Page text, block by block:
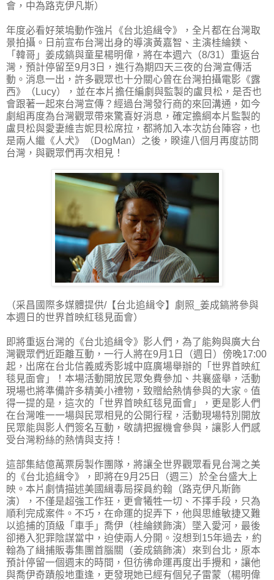
會，中為路克伊凡斯）
年度必看好萊塢動作強片《台北追緝令》，全片都在台灣取
景拍攝。日前宣布台灣出身的導演黃嘉智、主演桂綸鎂、
「韓哥」姜成鎬與童星楊明偉，將在本週六（8/31）重返台
灣，預計停留至9月3日，進行為期四天三夜的台灣宣傳活
動。消息一出，許多觀眾也十分關心曾在台灣拍攝電影《露
西》（Lucy），並在本片擔任編劇與監製的盧貝松，是否也
會跟著一起來台灣宣傳？經過台灣發行商的來回溝通，如今
劇組再度為台灣觀眾帶來驚喜好消息，確定擔綱本片監製的
盧貝松與愛妻維吉妮貝松席拉，都將加入本次訪台陣容，也
是兩人繼《人犬》（DogMan）之後，睽違八個月再度訪問
台灣，與觀眾們再次相見！
（采昌國際多媒體提供/【台北追緝令】劇照_姜成鎬將參與
本週日的世界首映紅毯見面會）
即將重返台灣的《台北追緝令》影人們，為了能夠與廣大台
灣觀眾們近距離互動，一行人將在9月1日（週日）傍晚17:00
起，出席在台北信義威秀影城中庭廣場舉辦的「世界首映紅
毯見面會」！本場活動開放民眾免費參加、共襄盛舉，活動
現場也將準備許多精美小禮物，致贈給熱情參與的大家。值
得一提的是，這次的「世界首映紅毯見面會」，更是影人們
在台灣唯一一場與民眾相見的公開行程，活動現場特別開放
民眾能與影人們簽名互動，敬請把握機會參與，讓影人們感
受台灣粉絲的熱情與支持！
這部集結億萬票房製作團隊，將讓全世界觀眾看見台灣之美
的《台北追緝令》，即將在9月25日（週三）於全台盛大上
映。本片劇情描述美國緝毒局探員約翰（路克伊凡斯飾
演），不僅是超強工作狂，更會犧牲一切、不擇手段，只為
順利完成案件。不巧，在命運的捉弄下，他與思維敏捷又難
以追捕的頂級「車手」喬伊（桂綸鎂飾演）墜入愛河，最後
卻捲入犯罪陰謀當中，迫使兩人分開。沒想到15年過去，約
翰為了緝捕販毒集團首腦關（姜成鎬飾演）來到台北，原本
預計停留一個週末的時間，但彷彿命運再度出手攪和，讓他
與喬伊奇蹟般地重逢，更發現她已經有個兒子雷蒙（楊明偉